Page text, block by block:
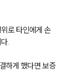
로 타인에게 손
.
하게 했다면 보증